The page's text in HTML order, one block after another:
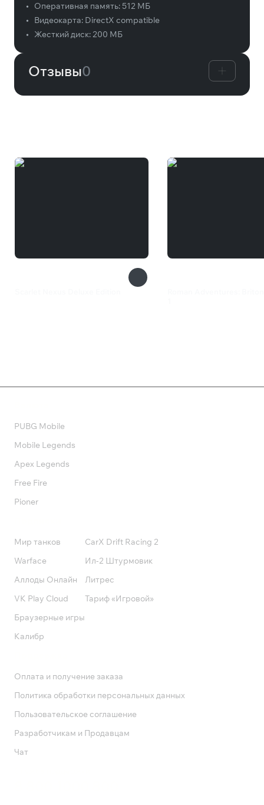
•
Оперативная память: 512 МБ
•
Видеокарта: DirectX compatible
•
Жесткий диск:200 МБ
Отзывы0
PUBG Mobile
Mobile Legends
Apex Legends
Free Fire
Pioner
Мир танков
Warface
Аллоды Онлайн
VK Play Cloud
Браузерные игры
Калибр
CarX Drift Racing 2
Ил-2 Штурмовик
Литрес
Тариф «Игровой»
Оплата и получение заказа
Политика обработки персональных данных
Пользовательское соглашение
Разработчикам и Продавцам
Чат